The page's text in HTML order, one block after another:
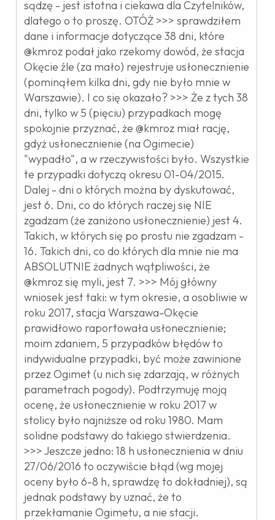
sądzę - jest istotna i ciekawa dla Czytelników,
dlatego o to proszę. OTÓŻ >>> sprawdziłem
dane i informacje dotyczące 38 dni, które
@kmroz podał jako rzekomy dowód, że stacja
Okęcie źle (za mało) rejestruje usłonecznienie
(pominąłem kilka dni, gdy nie było mnie w
Warszawie). I co się okazało? >>> Że z tych 38
dni, tylko w 5 (pięciu) przypadkach mogę
spokojnie przyznać, że @kmroz miał rację,
gdyż usłonecznienie (na Ogimecie)
"wypadło", a w rzeczywistości było. Wszystkie
te przypadki dotyczą okresu 01-04/2015.
Dalej - dni o których można by dyskutować,
jest 6. Dni, co do których raczej się NIE
zgadzam (że zaniżono usłonecznienie) jest 4.
Takich, w których się po prostu nie zgadzam -
16. Takich dni, co do których dla mnie nie ma
ABSOLUTNIE żadnych wątpliwości, że
@kmroz się myli, jest 7. >>> Mój główny
wniosek jest taki: w tym okresie, a osobliwie w
roku 2017, stacja Warszawa-Okęcie
prawidłowo raportowała usłonecznienie;
moim zdaniem, 5 przypadków błędów to
indywidualne przypadki, być może zawinione
przez Ogimet (u nich się zdarzają, w różnych
parametrach pogody). Podtrzymuję moją
ocenę, że usłonecznienie w roku 2017 w
stolicy było najniższe od roku 1980. Mam
solidne podstawy do takiego stwierdzenia.
>>> Jeszcze jedno: 18 h usłonecznienia w dniu
27/06/2016 to oczywiście błąd (wg mojej
oceny było 6-8 h, sprawdzę to dokładniej), są
jednak podstawy by uznać, że to
przekłamanie Ogimetu, a nie stacji.